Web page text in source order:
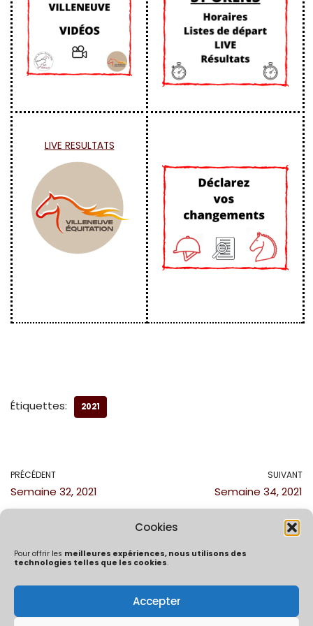
Cookies
Pour offrir les meilleures expériences, nous utilisons des
technologies telles que les cookies.
Accepter
LIVE RESULTATS
Étiquettes: 2021
PRÉCÉDENT
Semaine 32, 2021
SUIVANT
Semaine 34, 2021
Politique de confidentialité
Politique de cookies (UE)